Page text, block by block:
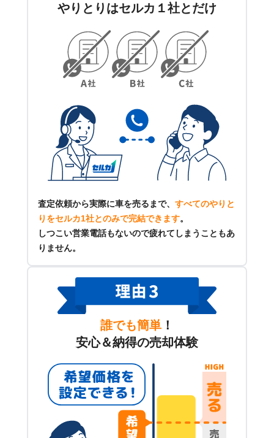
やりとりはセルカ１社とだけ
査定依頼から実際に車を売るまで、 すべてのやりと
りをセルカ1社とのみで完結できます。
しつこい営業電話もないので疲れてしまうこともあ
りません。
誰でも簡単 ！
安心＆納得の売却体験